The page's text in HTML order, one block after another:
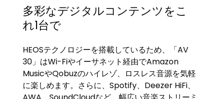
多彩なデジタルコンテンツをこ
れ1台で
HEOSテクノロジーを搭載しているため、「AV
30」はWi-Fiやイーサネット経由でAmazon
MusicやQobuzのハイレゾ、ロスレス音源を気軽
に楽しめます。さらに、Spotify、Deezer HiFi、